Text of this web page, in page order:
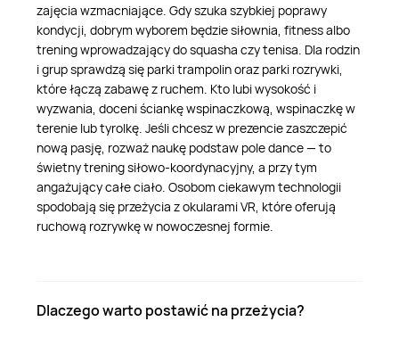
zajęcia wzmacniające. Gdy szuka szybkiej poprawy
kondycji, dobrym wyborem będzie siłownia, fitness albo
trening wprowadzający do squasha czy tenisa. Dla rodzin
i grup sprawdzą się parki trampolin oraz parki rozrywki,
które łączą zabawę z ruchem. Kto lubi wysokość i
wyzwania, doceni ściankę wspinaczkową, wspinaczkę w
terenie lub tyrolkę. Jeśli chcesz w prezencie zaszczepić
nową pasję, rozważ naukę podstaw pole dance — to
świetny trening siłowo-koordynacyjny, a przy tym
angażujący całe ciało. Osobom ciekawym technologii
spodobają się przeżycia z okularami VR, które oferują
ruchową rozrywkę w nowoczesnej formie.
Dlaczego warto postawić na przeżycia?